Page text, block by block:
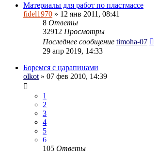
Материалы для работ по пластмассе
fidel1970 » 12 янв 2011, 08:41
8 Ответы
32912 Просмотры
Последнее сообщение timoha-07
29 апр 2019, 14:33
Боремся с царапинами
olkot » 07 фев 2010, 14:39
1
2
3
4
5
6
105 Ответы